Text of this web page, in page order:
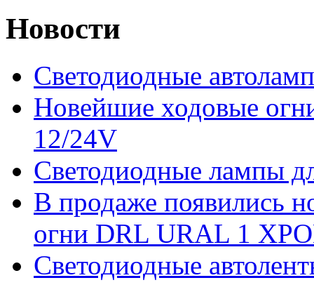
Новости
Светодиодные
Новейшие ходовые
12/24V
Светодиодные лампы
В продаже появились
огни DRL URAL 1
Светодиодные